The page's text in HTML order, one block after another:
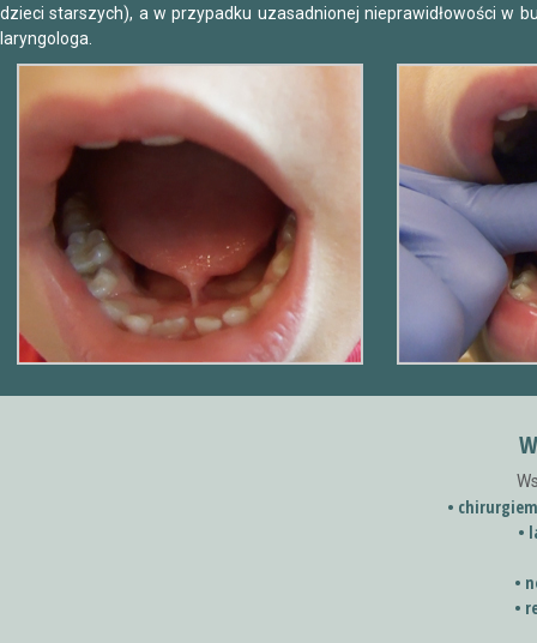
dzieci starszych), a w przypadku uzasadnionej nieprawidłowości w
laryngologa.
•
•
•
•